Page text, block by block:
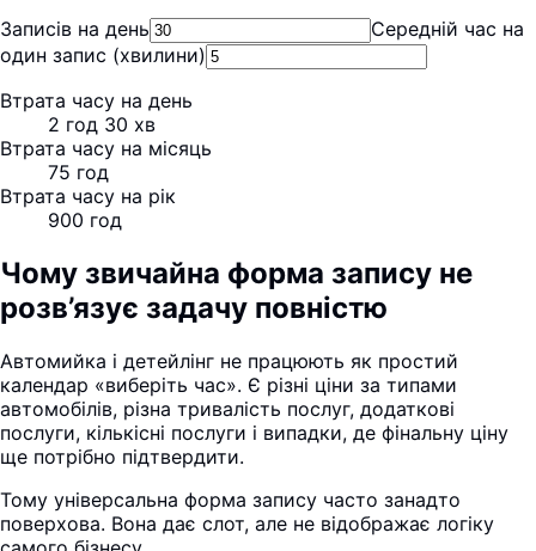
Записів на день
Середній час на
один запис (хвилини)
Втрата часу на день
2 год 30 хв
Втрата часу на місяць
75 год
Втрата часу на рік
900 год
Чому звичайна форма запису не
розв’язує задачу повністю
Автомийка і детейлінг не працюють як простий
календар «виберіть час». Є різні ціни за типами
автомобілів, різна тривалість послуг, додаткові
послуги, кількісні послуги і випадки, де фінальну ціну
ще потрібно підтвердити.
Тому універсальна форма запису часто занадто
поверхова. Вона дає слот, але не відображає логіку